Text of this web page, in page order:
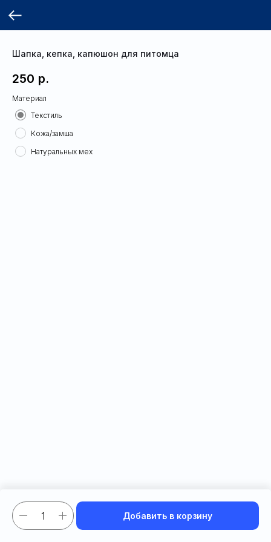
Шапка, кепка, капюшон для питомца
250 р.
Материал
Текстиль
Кожа/замша
Натуральных мех
Добавить в корзину